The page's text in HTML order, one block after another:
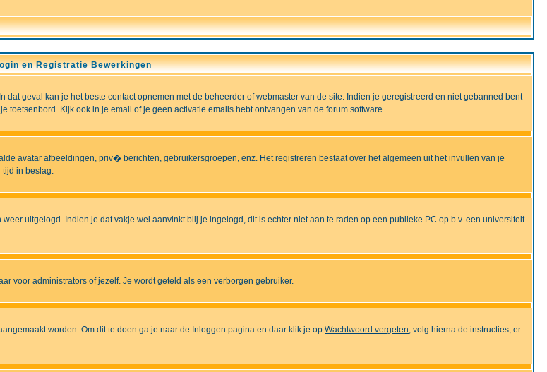
en Registratie Bewerkingen
geval kan je het beste contact opnemen met de beheerder of webmaster van de site. Indien je geregistreerd en niet gebanned bent
Kijk ook in je email of je geen activatie emails hebt ontvangen van de forum software.
avatar afbeeldingen, priv� berichten, gebruikersgroepen, enz. Het registreren bestaat over het algemeen uit het invullen van je
tijd in beslag.
uitgelogd. Indien je dat vakje wel aanvinkt blij je ingelogd, dit is echter niet aan te raden op een publieke PC op b.v. een universiteit
voor administrators of jezelf. Je wordt geteld als een verborgen gebruiker.
worden. Om dit te doen ga je naar de Inloggen pagina en daar klik je op Wachtwoord vergeten, volg hierna de instructies, er